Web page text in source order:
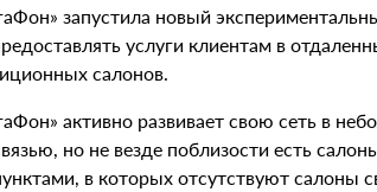
запустила новый
услуги клиентам в
салонов.
активно развивает свою сеть в
но не везде поблизости есть
в которых отсутствуют салоны